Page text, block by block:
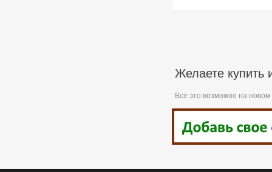
Желаете купить
Все это возможно на